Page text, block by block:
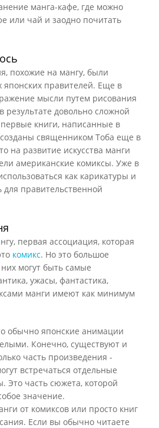
манга-кафе, где можно
или чай и заодно почитать
похожие на мангу, были
японских правителей. Еще в
мысли путем рисования
результате довольно сложной
книги, написанные в
священником Тоба еще в
на развитие искусства манги
американские комиксы. Уже в
как карикатуры и
правительственной
первая ассоциация, которая
комикс. Но это большое
могут быть самые
ужасы, фантастика,
манги имеют как минимум
обычно японские анимации
Конечно, существуют и
часть произведения -
встречаться отдельные
Это часть сюжета, которой
значение.
от комиксов или просто книг
Если вы обычно читаете